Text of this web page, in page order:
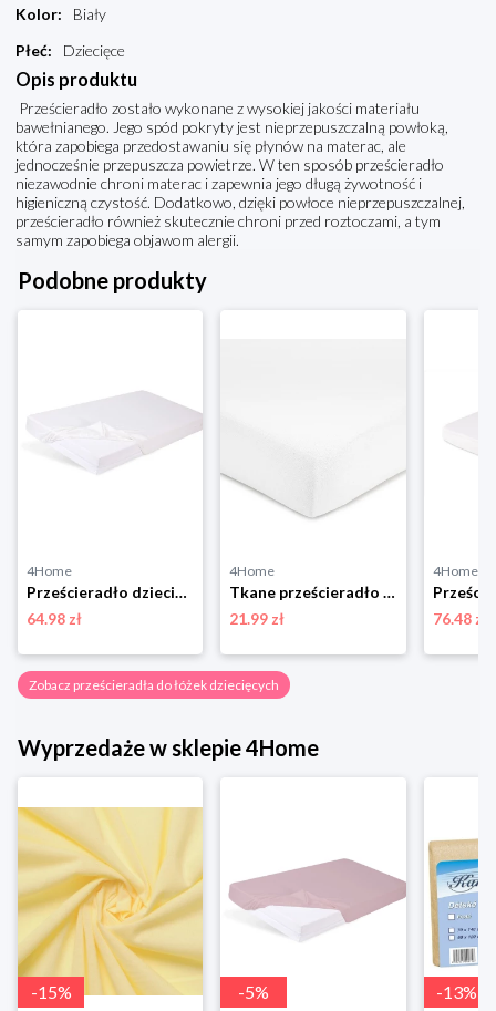
Kolor:
Biały
Płeć: Dziecięce
Opis produktu
Prześcieradło zostało wykonane z wysokiej jakości materiału
bawełnianego. Jego spód pokryty jest nieprzepuszczalną powłoką,
która zapobiega przedostawaniu się płynów na materac, ale
jednocześnie przepuszcza powietrze. W ten sposób prześcieradło
niezawodnie chroni materac i zapewnia jego długą żywotność i
higieniczną czystość. Dodatkowo, dzięki powłoce nieprzepuszczalnej,
prześcieradło również skutecznie chroni przed roztoczami, a tym
samym zapobiega objawom alergii.
Podobne produkty
4Home
Prześcieradło dziecięce nieprzepuszczalne Bamboo biały, 60 x 120 cm BabyMatex
64.98 zł
4Home
Tkane prześcieradło hotelowe dla dzieci biały, 120 x 140 cm, 120 x 140 cm 4-Home
21.99 zł
4Home
76.48 zł
Zobacz prześcieradła do łóżek dziecięcych
Wyprzedaże w sklepie 4Home
-15% -5% -13%